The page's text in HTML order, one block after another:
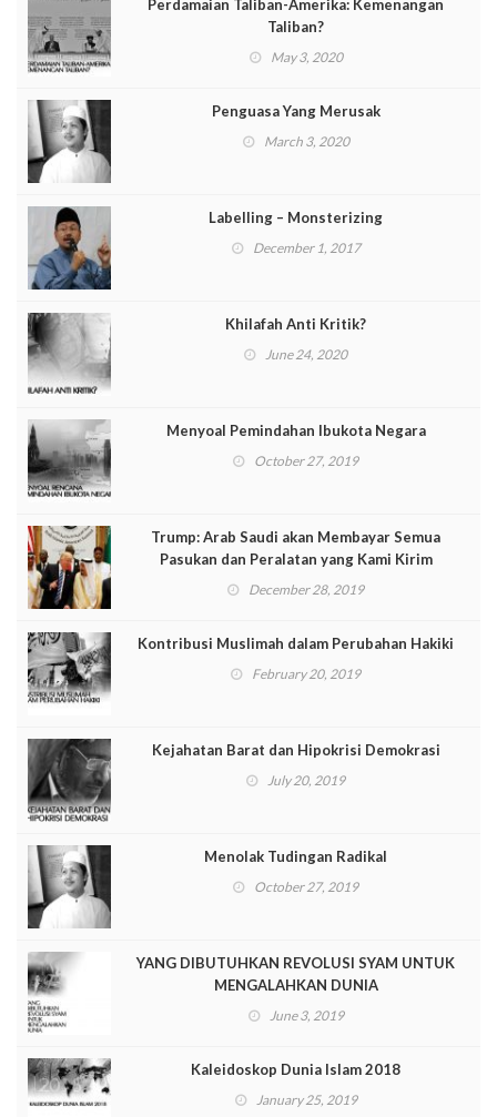
Perdamaian Taliban-Amerika: Kemenangan
Taliban?
May 3, 2020
Penguasa Yang Merusak
March 3, 2020
Labelling – Monsterizing
December 1, 2017
Khilafah Anti Kritik?
June 24, 2020
Menyoal Pemindahan Ibukota Negara
October 27, 2019
Trump: Arab Saudi akan Membayar Semua
Pasukan dan Peralatan yang Kami Kirim
December 28, 2019
Kontribusi Muslimah dalam Perubahan Hakiki
February 20, 2019
Kejahatan Barat dan Hipokrisi Demokrasi
July 20, 2019
Menolak Tudingan Radikal
October 27, 2019
YANG DIBUTUHKAN REVOLUSI SYAM UNTUK
MENGALAHKAN DUNIA
June 3, 2019
Kaleidoskop Dunia Islam 2018
January 25, 2019